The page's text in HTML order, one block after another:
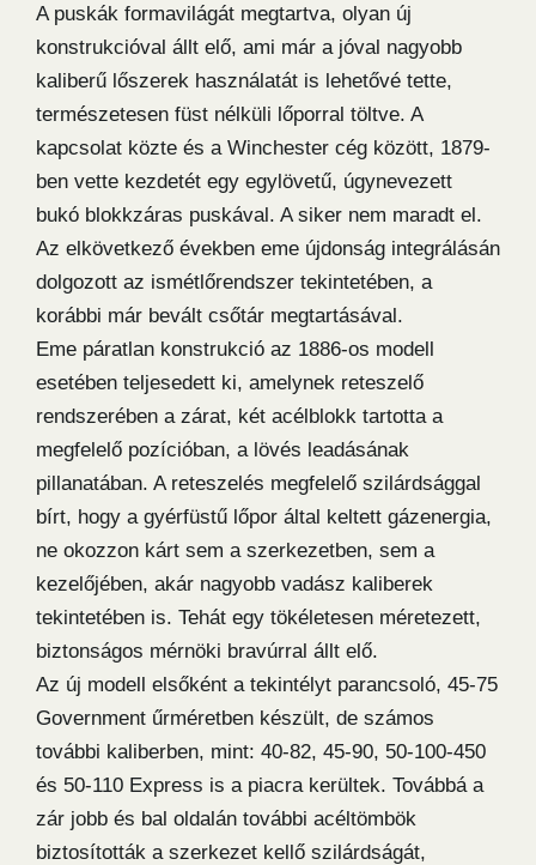
A puskák formavilágát megtartva, olyan új
konstrukcióval állt elő, ami már a jóval nagyobb
kaliberű lőszerek használatát is lehetővé tette,
természetesen füst nélküli lőporral töltve. A
kapcsolat közte és a Winchester cég között, 1879-
ben vette kezdetét egy egylövetű, úgynevezett
bukó blokkzáras puskával. A siker nem maradt el.
Az elkövetkező években eme újdonság integrálásán
dolgozott az ismétlőrendszer tekintetében, a
korábbi már bevált csőtár megtartásával.
Eme páratlan konstrukció az 1886-os modell
esetében teljesedett ki, amelynek reteszelő
rendszerében a zárat, két acélblokk tartotta a
megfelelő pozícióban, a lövés leadásának
pillanatában. A reteszelés megfelelő szilárdsággal
bírt, hogy a gyérfüstű lőpor által keltett gázenergia,
ne okozzon kárt sem a szerkezetben, sem a
kezelőjében, akár nagyobb vadász kaliberek
tekintetében is. Tehát egy tökéletesen méretezett,
biztonságos mérnöki bravúrral állt elő.
Az új modell elsőként a tekintélyt parancsoló, 45-75
Government űrméretben készült, de számos
további kaliberben, mint: 40-82, 45-90, 50-100-450
és 50-110 Express is a piacra kerültek. Továbbá a
zár jobb és bal oldalán további acéltömbök
biztosították a szerkezet kellő szilárdságát,